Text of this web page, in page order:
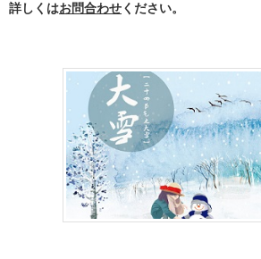
詳しくはお問合わせ ください。